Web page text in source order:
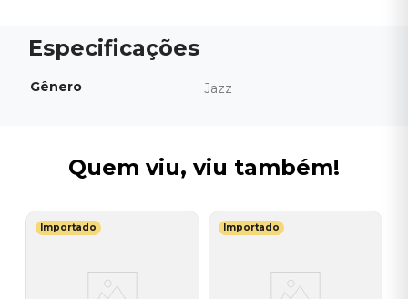
Gênero Jazz
Quem viu, viu também!
Importado Importado